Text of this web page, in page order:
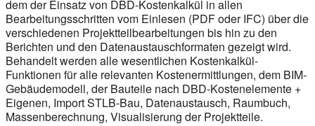
dem der Einsatz von DBD-Kostenkalkül in allen
Bearbeitungsschritten vom Einlesen (PDF oder IFC) über die
verschiedenen Projektteilbearbeitungen bis hin zu den
Berichten und den Datenaustauschformaten gezeigt wird.
Behandelt werden alle wesentlichen Kostenkalkül-
Funktionen für alle relevanten Kostenermittlungen, dem BIM-
Gebäudemodell, der Bauteile nach DBD-Kostenelemente +
Eigenen, Import STLB-Bau, Datenaustausch, Raumbuch,
Massenberechnung, Visualisierung der Projektteile.